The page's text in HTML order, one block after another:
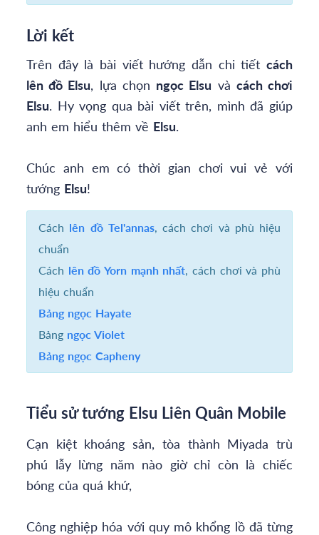
Lời kết
Trên đây là bài viết hướng dẫn chi tiết cách
lên đồ Elsu, lựa chọn ngọc Elsu và cách chơi
Elsu. Hy vọng qua bài viết trên, mình đã giúp
anh em hiểu thêm về Elsu.
Chúc anh em có thời gian chơi vui vẻ với
tướng Elsu!
Cách lên đồ Tel'annas, cách chơi và phù hiệu
chuẩn
Cách lên đồ Yorn mạnh nhất, cách chơi và phù
hiệu chuẩn
Bảng ngọc Hayate
Bảng ngọc Violet
Bảng ngọc Capheny
Tiểu sử tướng Elsu Liên Quân Mobile
Cạn kiệt khoáng sản, tòa thành Miyada trù
phú lẫy lừng năm nào giờ chỉ còn là chiếc
bóng của quá khứ,
Công nghiệp hóa với quy mô khổng lồ đã từng